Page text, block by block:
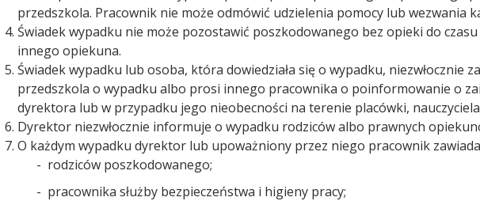
przedszkola. Pracownik nie może odmówić udzielenia pomocy lub wezwania
Świadek wypadku nie może pozostawić poszkodowanego bez opieki do
innego opiekuna.
Świadek wypadku lub osoba, która dowiedziała się o wypadku, niezwłocznie
przedszkola o wypadku albo prosi innego pracownika o poinformowanie o
dyrektora lub w przypadku jego nieobecności na terenie placówki,
Dyrektor niezwłocznie informuje o wypadku rodziców albo prawnych
O każdym wypadku dyrektor lub upoważniony przez niego pracownik
- rodziców poszkodowanego;
- pracownika służby bezpieczeństwa i higieny pracy;